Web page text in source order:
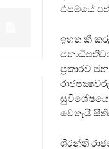
එසමයේ
ඉහත කී
ප‍්‍රකාරව
වෙතැයි
ශිරන්ති